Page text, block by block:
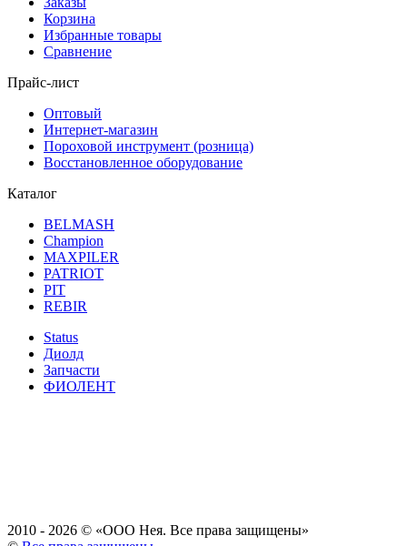
Корзина
Избранные товары
Сравнение
Прайс-лист
Оптовый
Интернет-магазин
Пороховой инструмент (розница)
Восстановленное оборудование
Каталог
BELMASH
Champion
MAXPILER
PATRIOT
PIT
REBIR
Status
Диолд
Запчасти
ФИОЛЕНТ
2010 - 2026 © «ООО Нея. Все права защищены»